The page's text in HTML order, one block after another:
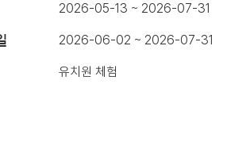
2026-05-13 ~ 2026-07-31
2026-06-02 ~ 2026-07-31
유치원 체험